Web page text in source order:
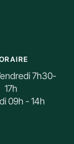
7h30-
17h
09h - 14h